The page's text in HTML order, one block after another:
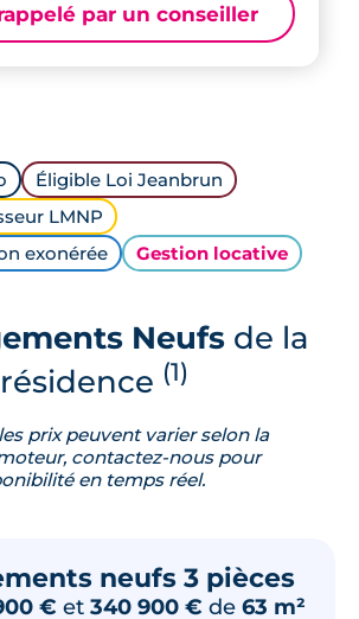
par un conseiller
Éligible Loi Jeanbrun
LMNP
exonérée
Gestion locative
Neufsde la
résidence (1)
prix peuvent varier selon la
contactez-nous pour
en temps réel.
neufs 3 pièces
€ et 340 900 € de 63 m²